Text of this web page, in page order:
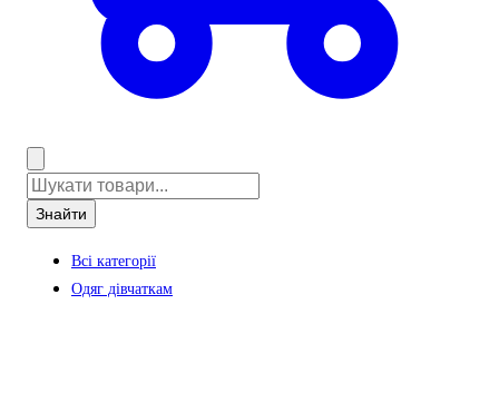
Знайти
Всі категорії
Одяг дівчаткам